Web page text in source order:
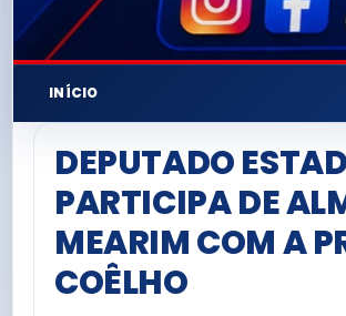
INÍCIO
DEPUTADO
PARTICIPA DE
MEARIM COM A
COÊLHO